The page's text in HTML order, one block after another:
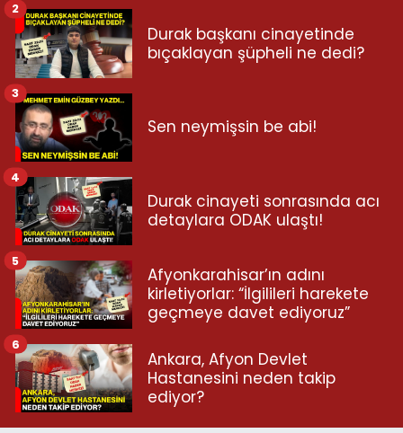
Durak başkanı cinayetinde
bıçaklayan şüpheli ne dedi?
2
Sen neymişsin be abi!
3
Durak cinayeti sonrasında acı
detaylara ODAK ulaştı!
4
Afyonkarahisar’ın adını
kirletiyorlar: “İlgilileri harekete
geçmeye davet ediyoruz”
5
Ankara, Afyon Devlet
Hastanesini neden takip
ediyor?
6